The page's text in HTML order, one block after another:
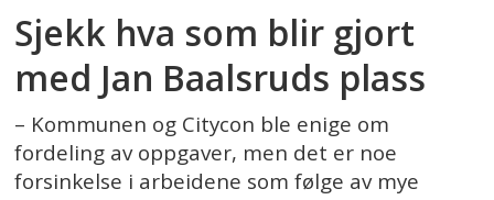
Sjekk hva som blir gjort
med Jan Baalsruds plass
– Kommunen og Citycon ble enige om
fordeling av oppgaver, men det er noe
forsinkelse i arbeidene som følge av mye